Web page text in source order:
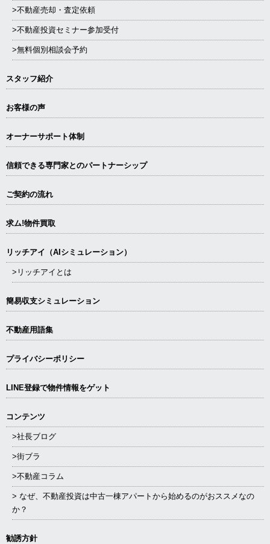
>不動産売却・査定依頼
>不動産投資セミナー参加受付
>無料個別相談会予約
スタッフ紹介
お客様の声
オーナーサポート体制
信頼できる専⾨家とのパートナーシップ
ご契約の流れ
求ム!物件買取
リッチアイ（AIシミュレーション）
>リッチアイとは
簡易収支シミュレーション
不動産用語集
プライバシーポリシー
LINE登録で物件情報をゲット
コンテンツ
>社長ブログ
>街ブラ
>不動産コラム
> なぜ、不動産投資は中古一棟アパートから始めるのがおススメなの
か？
勧誘方針